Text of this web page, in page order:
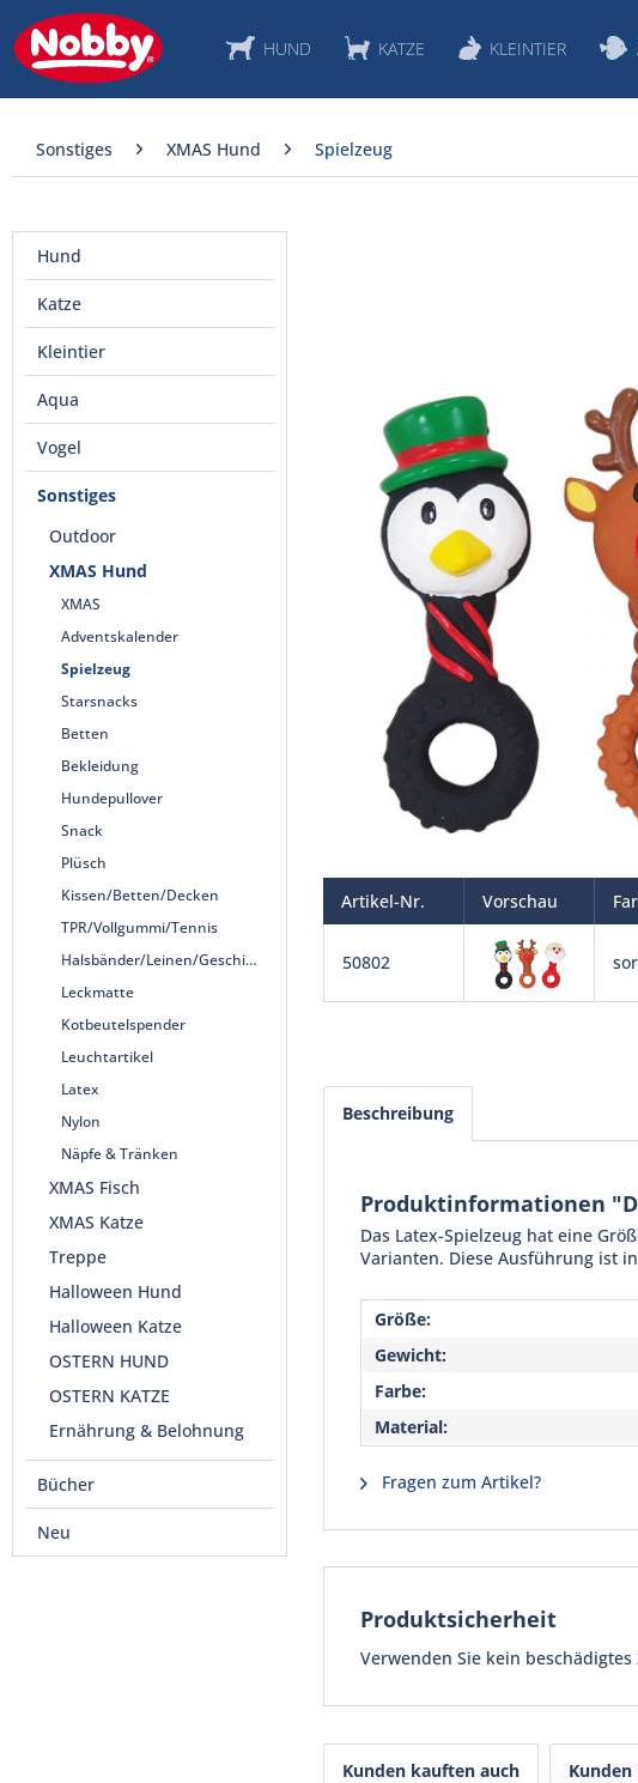
HUND KATZE KLEINTIER
Sonstiges XMAS Hund Spielzeug
Hund
Katze
Kleintier
Aqua
Vogel
Sonstiges
Outdoor
XMAS Hund
XMAS
Adventskalender
Spielzeug
Starsnacks
Betten
Bekleidung
Hundepullover
Snack
Plüsch
Kissen/Betten/Decken
TPR/Vollgummi/Tennis
Halsbänder/Leinen/Geschirre
Leckmatte
Kotbeutelspender
Leuchtartikel
Latex
Nylon
Näpfe & Tränken
XMAS Fisch
XMAS Katze
Treppe
Halloween Hund
Halloween Katze
OSTERN HUND
OSTERN KATZE
Ernährung & Belohnung
Bücher
Neu
Artikel-Nr. Vorschau
50802
Beschreibung
Produktinformationen
Das Latex-Spielzeug hat eine
Varianten. Diese Ausführung ist
Größe:
Gewicht:
Farbe:
Material:
Fragen zum Artikel?
Produktsicherheit
Verwenden Sie kein
Kunden kauften auch Kunden